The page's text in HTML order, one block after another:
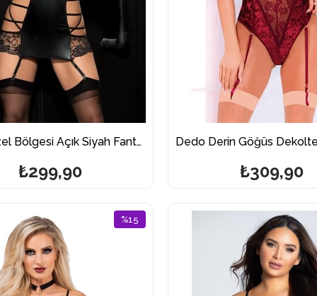
Dedo Özel Bölgesi Açık Siyah Fantazi Jartiyer Takım 3226
₺299,90 ₺309,90
%15